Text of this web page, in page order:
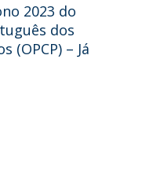
2023 do
dos
(OPCP) – Já